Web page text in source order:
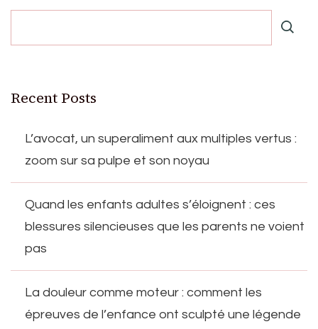
Recent Posts
L’avocat, un superaliment aux multiples vertus :
zoom sur sa pulpe et son noyau
Quand les enfants adultes s’éloignent : ces
blessures silencieuses que les parents ne voient
pas
La douleur comme moteur : comment les
épreuves de l’enfance ont sculpté une légende